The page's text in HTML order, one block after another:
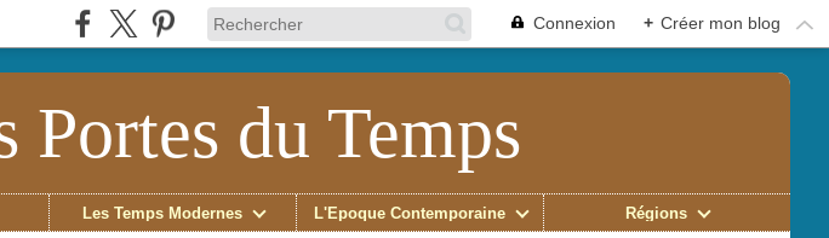
Connexion + Créer mon blog
du Temps
Les Temps Modernes L'Époque Contemporaine Régions